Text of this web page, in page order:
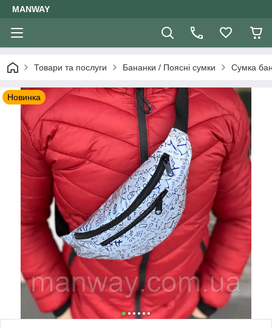
MANWAY
Товари та послуги Бананки / Поясні сумки Сумка
Новинка